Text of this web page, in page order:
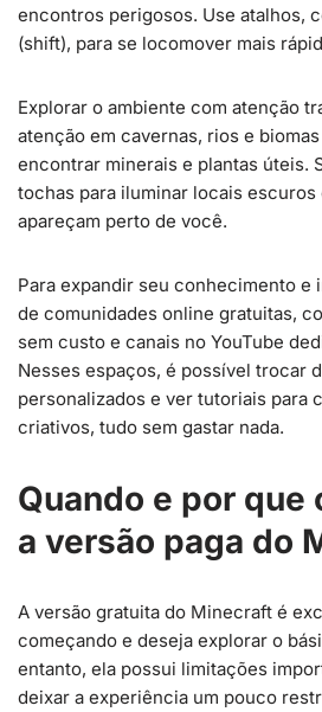
encontros perigosos. Use atalhos,
(shift), para se locomover mais
Explorar o ambiente com atenção
atenção em cavernas, rios e
encontrar minerais e plantas úteis.
tochas para iluminar locais escuros
apareçam perto de você.
Para expandir seu conhecimento e
de comunidades online gratuitas,
sem custo e canais no YouTube
Nesses espaços, é possível trocar
personalizados e ver tutoriais para
criativos, tudo sem gastar nada.
Quando e por que
a versão paga do
A versão gratuita do Minecraft é
começando e deseja explorar o
entanto, ela possui limitações
deixar a experiência um pouco